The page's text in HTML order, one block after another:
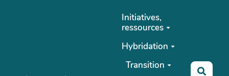
Initiatives,
ressources
Hybridation
Transition